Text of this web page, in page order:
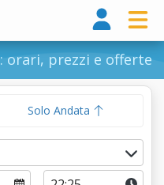
: orari, prezzi e offerte
Solo Andata